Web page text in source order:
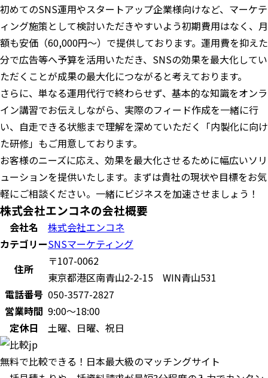
初めてのSNS運用やスタートアップ企業様向けなど、マーケテ
ィング施策として検討いただきやすいよう初期費用はなく、月
額も安価（60,000円〜）で提供しております。運用費を抑えた
分で広告等へ予算を活用いただき、SNSの効果を最大化してい
ただくことが成果の最大化につながると考えております。
さらに、単なる運用代行で終わらせず、基本的な知識をオンラ
イン講習でお伝えしながら、実際のフィード作成を一緒に行
い、自走できる状態まで理解を深めていただく「内製化に向け
た研修」もご用意しております。
お客様のニーズに応え、効果を最大化させるために幅広いソリ
ューションを提供いたします。まずは貴社の現状や目標をお気
軽にご相談ください。一緒にビジネスを加速させましょう！
株式会社エンコネの会社概要
会社名
株式会社エンコネ
カテゴリーSNSマーケティング
住所
〒107-0062
東京都港区南青山2-2-15 WIN青山531
電話番号 050-3577-2827
営業時間 9:00～18:00
定休日
土曜、日曜、祝日
無料で比較できる！日本最大級のマッチングサイト